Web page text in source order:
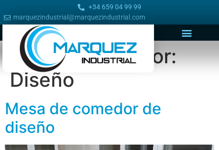
+34 659 04 99 99
marquezindustrial@marquezindustrial.com
Proyectos Sector:
Diseño
Mesa de comedor de
diseño